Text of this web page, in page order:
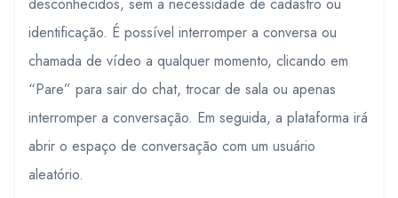
desconhecidos, sem a necessidade de cadastro ou
identificação. É possível interromper a conversa ou
chamada de vídeo a qualquer momento, clicando em
“Pare” para sair do chat, trocar de sala ou apenas
interromper a conversação. Em seguida, a plataforma irá
abrir o espaço de conversação com um usuário
aleatório.